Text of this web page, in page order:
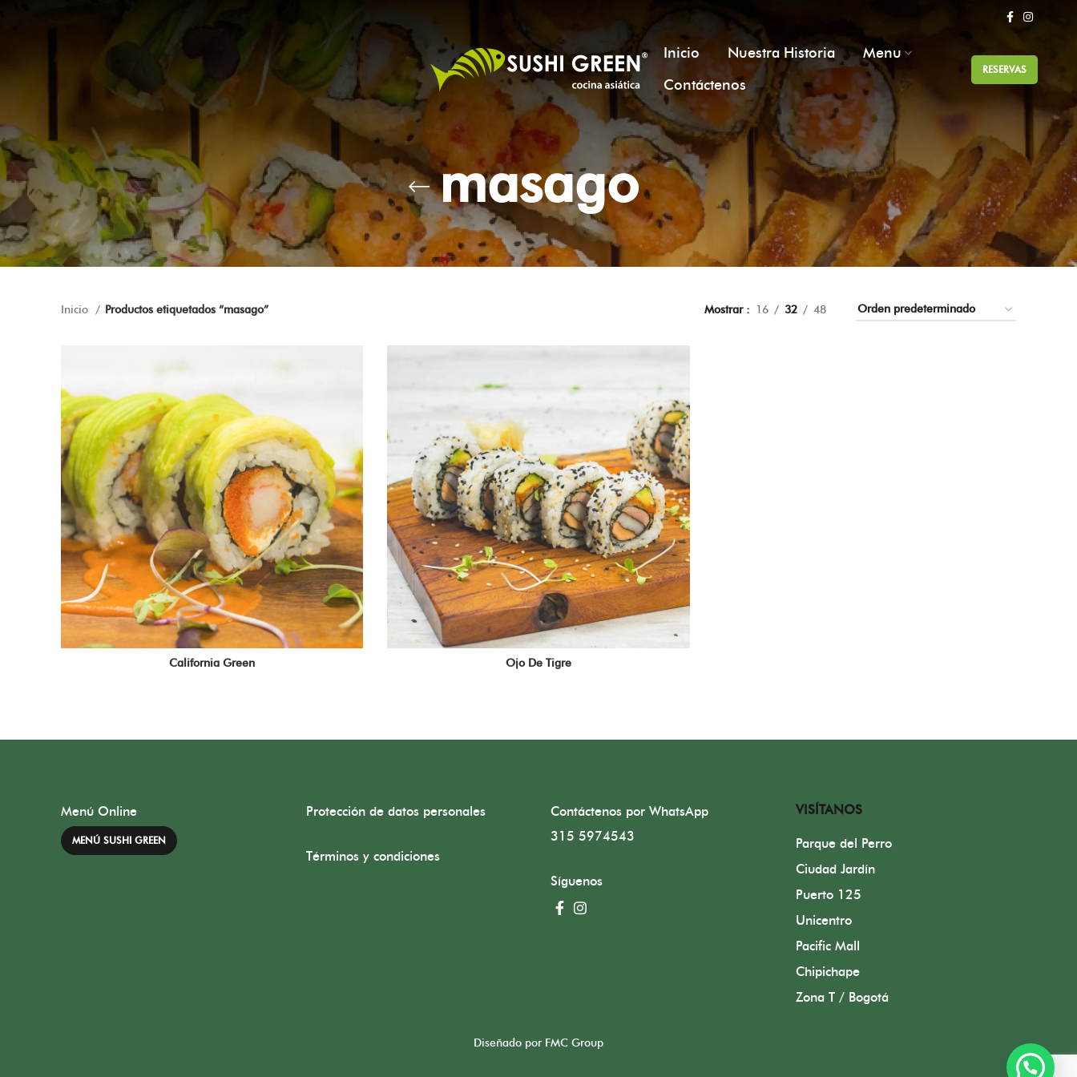
Inicio Nuestra Historia Menu
Contáctenos
RESERVAS
masago
Inicio Productos etiquetados “masago” Mostrar 16 32 48
California Green Ojo De Tigre
Menú Online
MENÚ SUSHI GREEN
Protección de datos personales
Términos y condiciones
Contáctenos por WhatsApp
315 5974543
Síguenos
VISÍTANOS
Parque del Perro
Ciudad Jardín
Puerto 125
Unicentro
Pacific Mall
Chipichape
Zona T / Bogotá
Diseñado por FMC Group